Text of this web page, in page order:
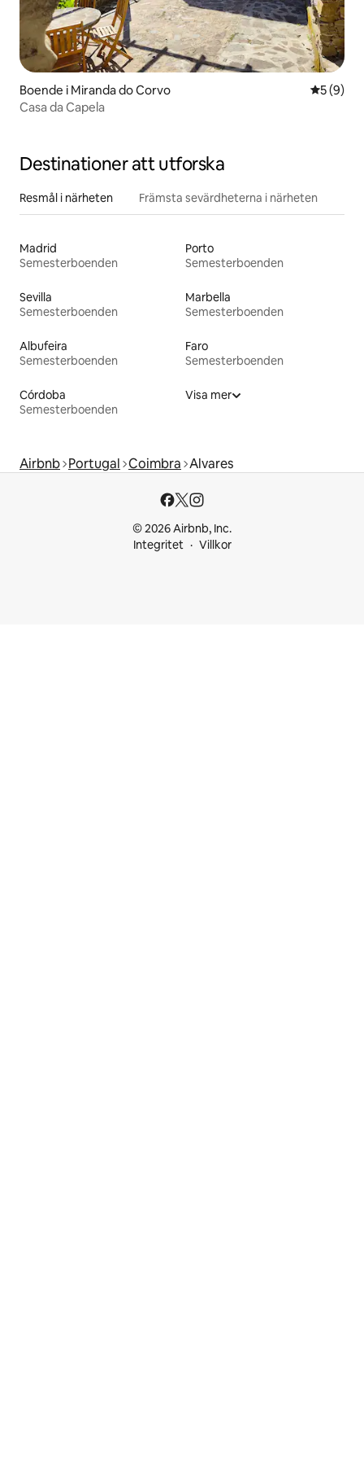
Boende i Miranda do Corvo 5 av 5 i
5 (9)
Casa da Capela
Destinationer att utforska
Resmål i närheten Främsta sevärdheterna i närheten
Madrid
Semesterboenden
Porto
Semesterboenden
Sevilla
Semesterboenden
Marbella
Semesterboenden
Albufeira
Semesterboenden
Faro
Semesterboenden
Córdoba
Semesterboenden
Visa mer
Airbnb Portugal Coimbra Alvares
© 2026 Airbnb, Inc.
Integritet
Villkor